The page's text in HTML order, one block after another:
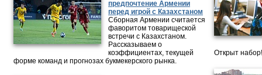
предпочтение Армении
перед игрой с Казахстаном
Сборная Армении считается
фаворитом товарищеской
встречи с Казахстаном.
Рассказываем о
коэффициентах, текущей
форме команд и прогнозах букмекерского рынка.
Открыт набор!